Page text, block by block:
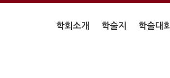
학회소개 학술지 학술대회